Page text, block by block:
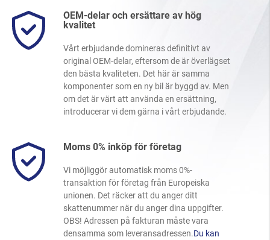
OEM-delar och ersättare av hög
kvalitet
Vårt erbjudande domineras definitivt av
original OEM-delar, eftersom de är överlägset
den bästa kvaliteten. Det här är samma
komponenter som en ny bil är byggd av. Men
om det är värt att använda en ersättning,
introducerar vi dem gärna i vårt erbjudande.
Moms 0% inköp för företag
Vi möjliggör automatisk moms 0%-
transaktion för företag från Europeiska
unionen. Det räcker att du anger ditt
skattenummer när du anger dina uppgifter.
OBS! Adressen på fakturan måste vara
densamma som leveransadressen.Du kan